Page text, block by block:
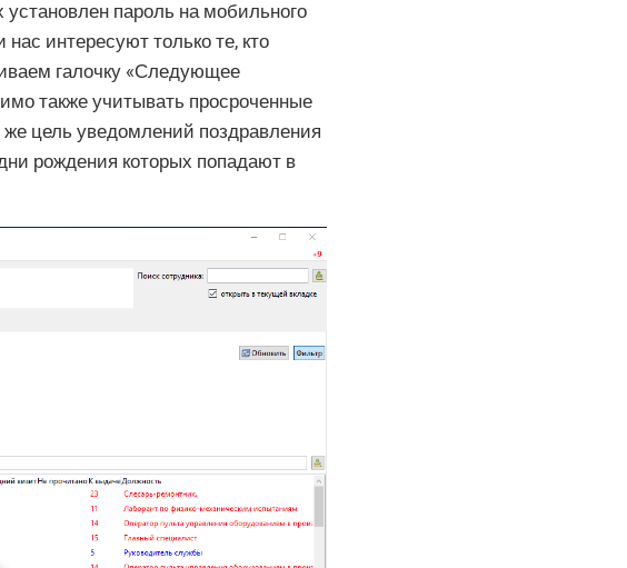
пароль на мобильного
интересуют только те, кто
галочку «Следующее
также учитывать просроченные
цель уведомлений поздравления
рождения которых попадают в